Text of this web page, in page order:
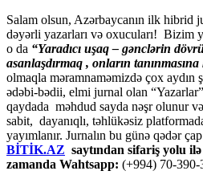
Salam olsun, Azərbaycanın ilk hibrid
dəyərli yazarları və oxucuları! Bizim
o da “Yaradıcı uşaq – gәnclәrin dövrü
asanlaşdırmaq , onların
olmaqla məramnaməmizdə çox aydın
ədəbi-bədii, elmi jurnal olan
qaydada məhdud sayda nəşr olunur
sabit, dayanıqlı, təhlükəsiz
yayımlanır. Jurnalın bu günə qədər
BİTİK.AZ saytından sifariş yolu
zamanda Wahtsapp: (+994) 70-390-